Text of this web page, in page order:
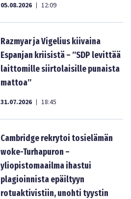
05.08.2026 | 12:09
Razmyar ja Vigelius kiivaina
Espanjan kriisistä – ”SDP levittää
laittomille siirtolaisille punaista
mattoa”
31.07.2026 | 18:45
Cambridge rekrytoi tosielämän
woke-Turhapuron –
yliopistomaailma ihastui
plagioinnista epäiltyyn
rotuaktivistiin, unohti tyystin